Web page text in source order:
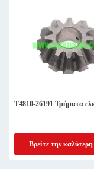
Τ4810-26191 Τμήματα
Βρείτε την καλύτερη